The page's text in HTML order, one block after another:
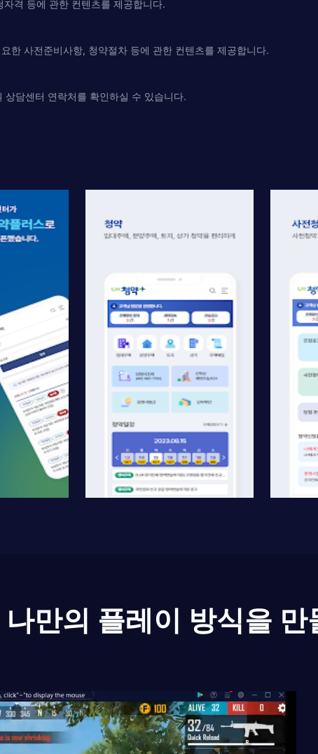
격 등에 관한 컨텐츠를 제공합니다.
한 사전준비사항, 청약절차 등에 관한 컨텐츠를 제공합니다.
담센터 연락처를 확인하실 수 있습니다.
만의 플레이 방식을